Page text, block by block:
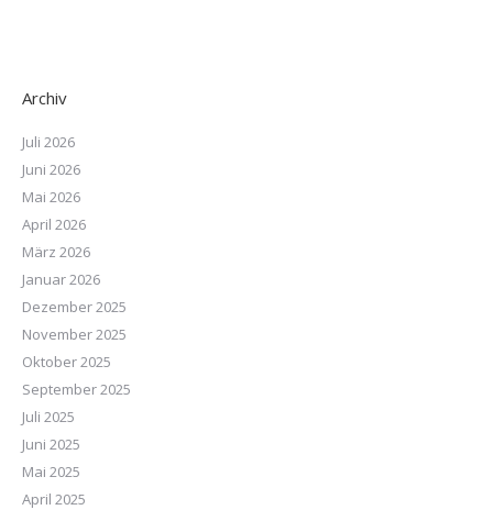
Archiv
Juli 2026
Juni 2026
Mai 2026
April 2026
März 2026
Januar 2026
Dezember 2025
November 2025
Oktober 2025
September 2025
Juli 2025
Juni 2025
Mai 2025
April 2025